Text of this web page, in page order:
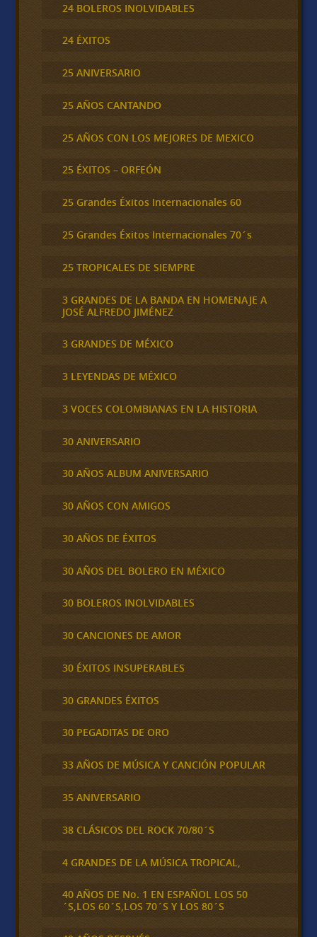
24 BOLEROS INOLVIDABLES
24 ÉXITOS
25 ANIVERSARIO
25 AÑOS CANTANDO
25 AÑOS CON LOS MEJORES DE MEXICO
25 ÉXITOS – ORFEÓN
25 Grandes Éxitos Internacionales 60
25 Grandes Éxitos Internacionales 70´s
25 TROPICALES DE SIEMPRE
3 GRANDES DE LA BANDA EN HOMENAJE A
JOSÉ ALFREDO JIMÉNEZ
3 GRANDES DE MÉXICO
3 LEYENDAS DE MÉXICO
3 VOCES COLOMBIANAS EN LA HISTORIA
30 ANIVERSARIO
30 AÑOS ALBUM ANIVERSARIO
30 AÑOS CON AMIGOS
30 AÑOS DE ÉXITOS
30 AÑOS DEL BOLERO EN MÉXICO
30 BOLEROS INOLVIDABLES
30 CANCIONES DE AMOR
30 ÉXITOS INSUPERABLES
30 GRANDES ÉXITOS
30 PEGADITAS DE ORO
33 AÑOS DE MÚSICA Y CANCIÓN POPULAR
35 ANIVERSARIO
38 CLÁSICOS DEL ROCK 70/80´S
4 GRANDES DE LA MÚSICA TROPICAL,
40 AÑOS DE No. 1 EN ESPAÑOL LOS 50
´S,LOS 60´S,LOS 70´S Y LOS 80´S